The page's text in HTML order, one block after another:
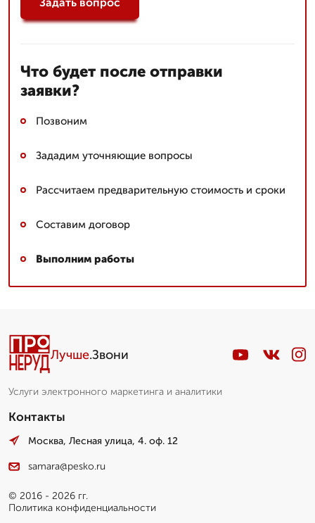
Задать вопрос
Что будет после отправки
заявки?
Позвоним
Зададим уточняющие вопросы
Рассчитаем предварительную стоимость и сроки
Составим договор
Выполним работы
Лучше.Звони
Услуги электронного маркетинга и аналитики
Контакты
Москва, Лесная улица, 4. оф. 12
samara@pesko.ru
© 2016 - 2026 гг.
Политика конфиденциальности